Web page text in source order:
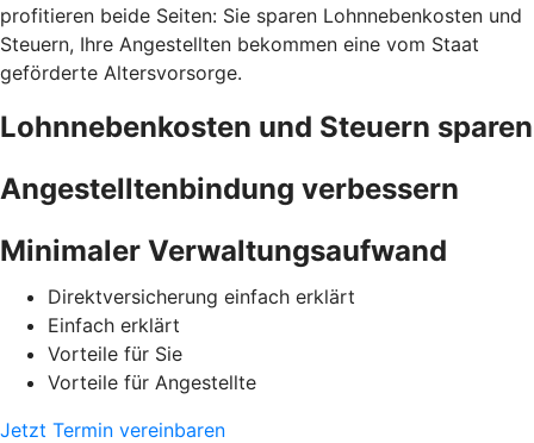
profitieren beide Seiten: Sie sparen Lohnnebenkosten und
Steuern, Ihre Angestellten bekommen eine vom Staat
geförderte Altersvorsorge.
Lohnnebenkosten und Steuern sparen
Angestelltenbindung verbessern
Minimaler Verwaltungsaufwand
Direktversicherung einfach erklärt
Einfach erklärt
Vorteile für Sie
Vorteile für Angestellte
Jetzt Termin vereinbaren